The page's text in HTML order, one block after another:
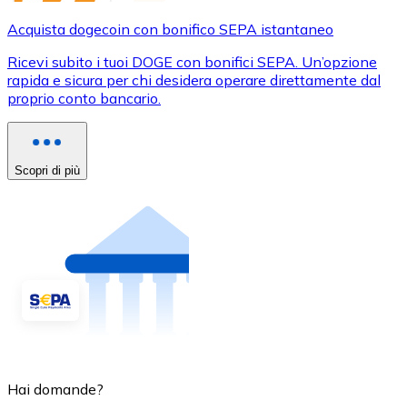
Acquista dogecoin con bonifico SEPA istantaneo
Ricevi subito i tuoi DOGE con bonifici SEPA. Un’opzione
rapida e sicura per chi desidera operare direttamente dal
proprio conto bancario.
Scopri di più
Hai domande?